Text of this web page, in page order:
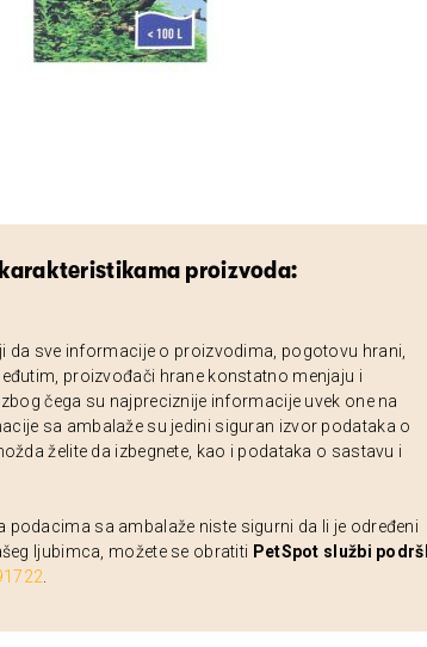
proizvoda:
da sve informacije o proizvodima, pogotovu hrani,
proizvođači hrane konstatno menjaju i
čega su najpreciznije informacije uvek one na
sa ambalaže su jedini siguran izvor podataka o
želite da izbegnete, kao i podataka o sastavu i
podacima sa ambalaže niste sigurni da li je određeni
ljubimca, možete se obratiti PetSpot službi